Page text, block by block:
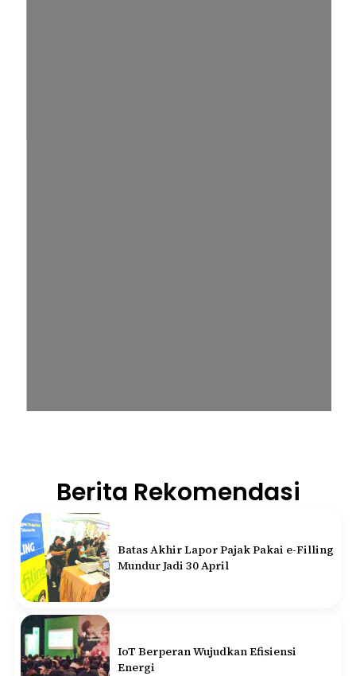
Berita Rekomendasi
Batas Akhir Lapor Pajak Pakai e-Filling
Mundur Jadi 30 April
IoT Berperan Wujudkan Efisiensi
Energi